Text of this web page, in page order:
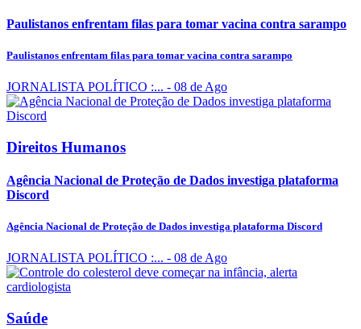
Paulistanos enfrentam filas para tomar vacina contra sarampo
Paulistanos enfrentam filas para tomar vacina contra sarampo
JORNALISTA POLÍTICO :... - 08 de Ago
Direitos Humanos
Agência Nacional de Proteção de Dados investiga plataforma
Discord
Agência Nacional de Proteção de Dados investiga plataforma Discord
JORNALISTA POLÍTICO :... - 08 de Ago
Saúde